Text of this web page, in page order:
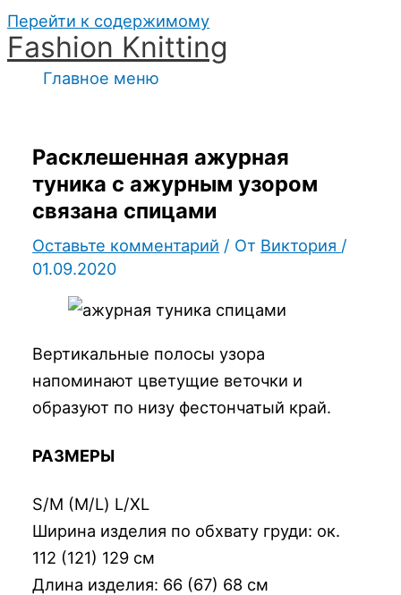
Перейти к содержимому
Fashion Knitting
Главное меню
Расклешенная ажурная
туника с ажурным узором
связана спицами
Оставьте комментарий / От Виктория /
01.09.2020
Вертикальные полосы узора
напоминают цветущие веточки и
образуют по низу фестончатый край.
РАЗМЕРЫ
S/М (М/L) L/XL
Ширина изделия по обхвату груди: ок.
112 (121) 129 см
Длина изделия: 66 (67) 68 cм